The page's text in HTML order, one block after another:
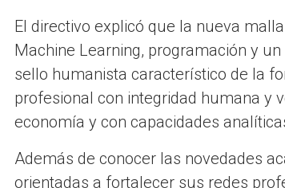
El directivo explicó que la nueva
Machine Learning, programación y
sello humanista característico de la
profesional con integridad humana y
economía y con capacidades
Además de conocer las novedades
orientadas a fortalecer sus redes